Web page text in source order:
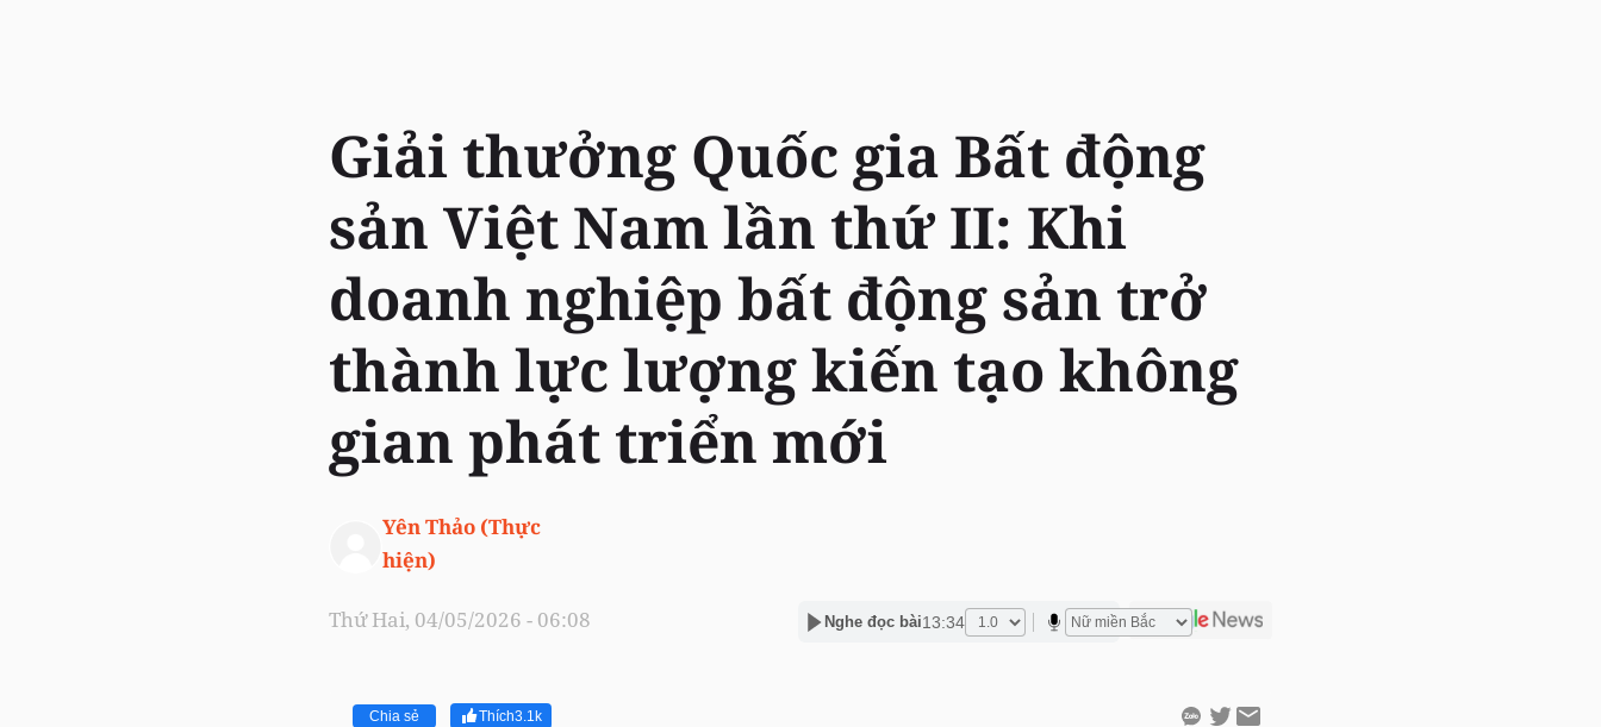
Giải thưởng Quốc gia Bất động
sản Việt Nam lần thứ II: Khi
doanh nghiệp bất động sản trở
thành lực lượng kiến tạo không
gian phát triển mới
Yên Thảo (Thực
hiện)
Thứ Hai, 04/05/2026 - 06:08 Nghe đọc bài13:34
Chia sẻ Thích3.1k